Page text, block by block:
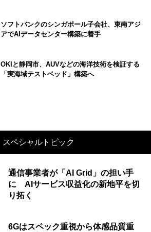
ソフトバンクのシンガポール子会社、東南アジ
アでAIデータセンター構築に着手
OKIと静岡市、AUVなどの海洋技術を検証する
「実海域テストベッド」構築へ
スペシャルトピック
通信事業者が「AI Grid」の担い手
に AIサービス収益化の新地平を切
り拓く
6Gはスペック重視から体感品質重